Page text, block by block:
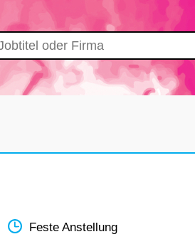
Feste Anstellung